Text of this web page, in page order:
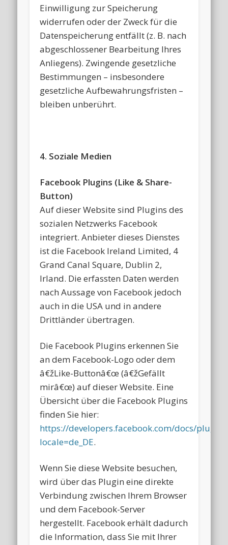
Einwilligung zur Speicherung
widerrufen oder der Zweck für die
Datenspeicherung entfällt (z. B. nach
abgeschlossener Bearbeitung Ihres
Anliegens). Zwingende gesetzliche
Bestimmungen – insbesondere
gesetzliche Aufbewahrungsfristen –
bleiben unberührt.
4. Soziale Medien
Facebook Plugins (Like & Share-
Button)
Auf dieser Website sind Plugins des
sozialen Netzwerks Facebook
integriert. Anbieter dieses Dienstes
ist die Facebook Ireland Limited, 4
Grand Canal Square, Dublin 2,
Irland. Die erfassten Daten werden
nach Aussage von Facebook jedoch
auch in die USA und in andere
Drittländer übertragen.
Die Facebook Plugins erkennen Sie
an dem Facebook-Logo oder dem
â€žLike-Buttonâ€œ (â€žGefällt
mirâ€œ) auf dieser Website. Eine
Übersicht über die Facebook Plugins
finden Sie hier:
https://developers.facebook.com/docs/
locale=de_DE.
Wenn Sie diese Website besuchen,
wird über das Plugin eine direkte
Verbindung zwischen Ihrem Browser
und dem Facebook-Server
hergestellt. Facebook erhält dadurch
die Information, dass Sie mit Ihrer